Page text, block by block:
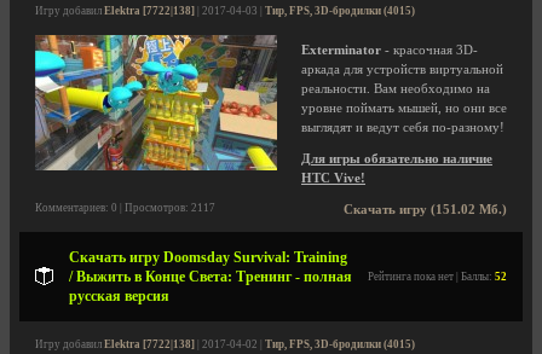
Игру добавил Elektra [7722|138] | 2017-04-03 | Тир, FPS, 3D-бродилки (4015)
Exterminator - красочная 3D-
аркада для устройств виртуальной
реальности. Вам необходимо на
уровне поймать мышей, но они все
выглядят и ведут себя по-разному!
Для игры обязательно наличие
HTC Vive!
Скачать игру (151.02 Мб.)
Комментариев: 0 | Просмотров: 2117
Скачать игру Doomsday Survival: Training
/ Выжить в Конце Света: Тренинг - полная
русская версия
Рейтинга пока нет | Баллы: 52
Игру добавил Elektra [7722|138] | 2017-04-02 | Тир, FPS, 3D-бродилки (4015)